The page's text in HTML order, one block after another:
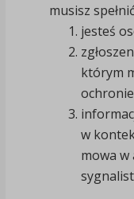
musisz
jesteś
którym
w
mowa w